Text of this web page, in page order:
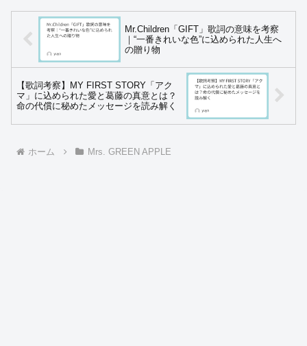
Mr.Children「GIFT」歌詞の意味を考察
｜“一番きれいな色”に込められた人生へ
の贈り物
【歌詞考察】MY FIRST STORY「アク
マ」に込められた愛と葛藤の真意とは？
命の代償に秘めたメッセージを読み解く
ホーム Mrs. GREEN APPLE